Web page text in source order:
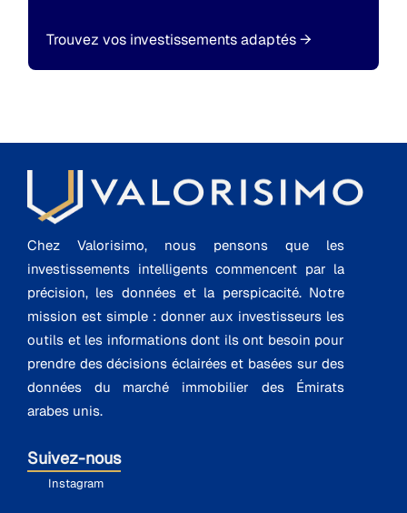
Trouvez vos investissements adaptés→
Chez Valorisimo, nous pensons que les
investissements intelligents commencent par la
précision, les données et la perspicacité. Notre
mission est simple : donner aux investisseurs les
outils et les informations dont ils ont besoin pour
prendre des décisions éclairées et basées sur des
données du marché immobilier des Émirats
arabes unis.
Suivez-nous
Instagram